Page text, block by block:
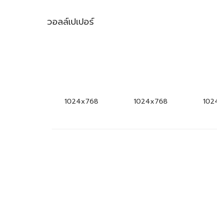
วอลล์เปเปอร์
1024x768 1024x768